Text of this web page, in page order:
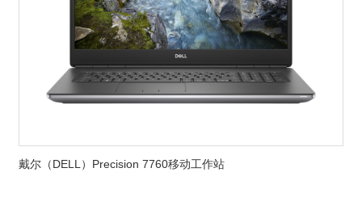
戴尔（DELL）Precision 7760移动工作站